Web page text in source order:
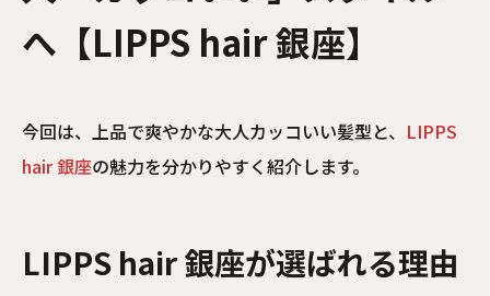
へ【LIPPS hair 銀座】
今回は、上品で爽やかな大人カッコいい髪型と、 LIPPS
hair 銀座の魅力を分かりやすく紹介します。
LIPPS hair 銀座が選ばれる理由